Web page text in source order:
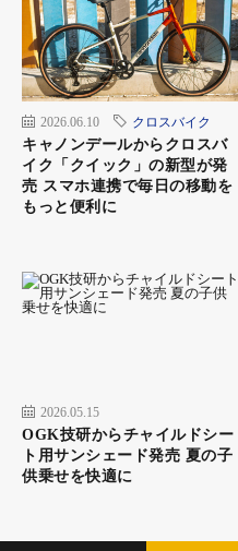
ブレーキ●前後油圧ディスクブ
リヤディレーラー●シマノ製9速
20万円を切る価格設定がうれしいゼオルトの末っ
子XEALT L3
エアグリーン
グリーン、マットチャコール
ゼオルトシリーズの末っ子で
2026.06.10 クロスバイク
キャノンデールからクロスバ
イク「クイック」の新型が発
売 スマホ連携で毎日の移動を
もっと便利に
2026.05.15
OGK技研からチャイルドシー
ト用サンシェード発売 夏の子
供乗せを快適に